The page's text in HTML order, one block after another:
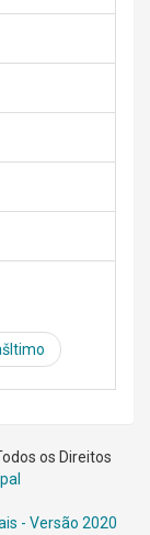
os Direitos
- Versão 2020